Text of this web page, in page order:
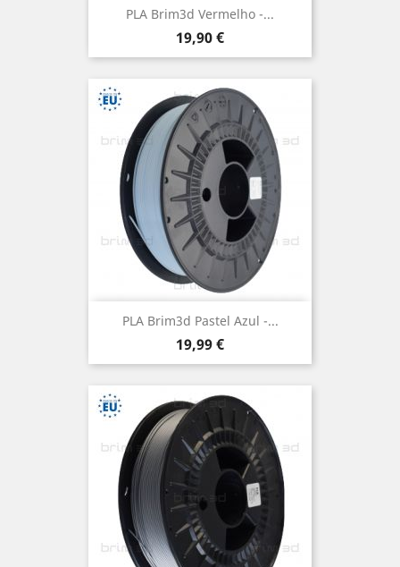
PLA Brim3d Vermelho -...
Preço
19,90 €
PLA Brim3d Pastel Azul -...
Preço
19,99 €